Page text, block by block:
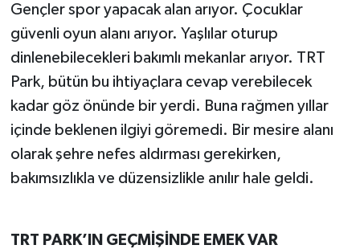
Gençler spor yapacak alan arıyor. Çocuklar
güvenli oyun alanı arıyor. Yaşlılar oturup
dinlenebilecekleri bakımlı mekanlar arıyor. TRT
Park, bütün bu ihtiyaçlara cevap verebilecek
kadar göz önünde bir yerdi. Buna rağmen yıllar
içinde beklenen ilgiyi göremedi. Bir mesire alanı
olarak şehre nefes aldırması gerekirken,
bakımsızlıkla ve düzensizlikle anılır hale geldi.
TRT PARK’IN GEÇMİŞİNDE EMEK VAR